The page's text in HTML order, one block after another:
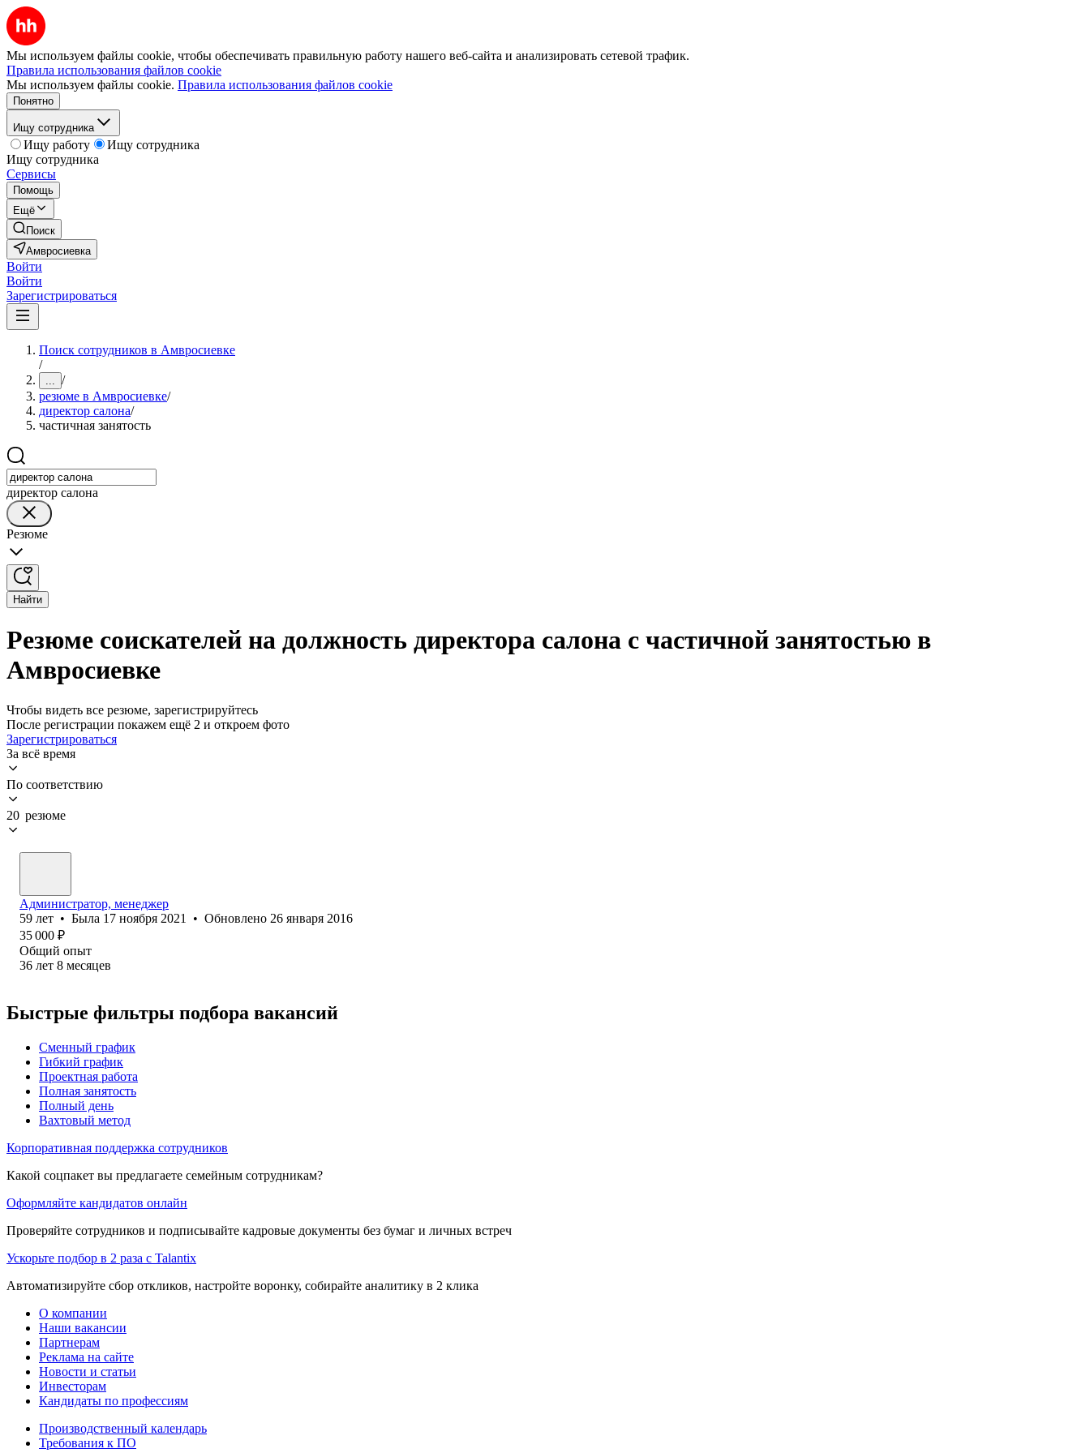
Мы используем файлы cookie, чтобы обеспечивать правильную работу нашего веб-сайта и анализировать сетевой трафик.
Правила использования файлов cookie
Мы используем файлы cookie. Правила использования файлов cookie
Понятно
Ищу сотрудника
Ищу работу
Ищу сотрудника
Ищу сотрудника
Сервисы
Помощь
Ещё
Поиск
Амвросиевка
Войти
Войти
Зарегистрироваться
Поиск сотрудников в Амвросиевке
/
... /
резюме в Амвросиевке/
директор салона/
частичная занятость
директор салона
Резюме
Найти
Резюме соискателей на должность директора салона с частичной занятостью в
Амвросиевке
Чтобы видеть все резюме, зарегистрируйтесь
После регистрации покажем ещё 2 и откроем фото
Зарегистрироваться
За всё время
По соответствию
20 резюме
Администратор, менеджер
59 лет • Была 17 ноября 2021 • Обновлено 26 января 2016
35 000 ₽
Общий опыт
36 лет 8 месяцев
Быстрые фильтры подбора вакансий
Сменный график
Гибкий график
Проектная работа
Полная занятость
Полный день
Вахтовый метод
Корпоративная поддержка сотрудников
Какой соцпакет вы предлагаете семейным сотрудникам?
Оформляйте кандидатов онлайн
Проверяйте сотрудников и подписывайте кадровые документы без бумаг и личных встреч
Ускорьте подбор в 2 раза с Talantix
Автоматизируйте сбор откликов, настройте воронку, собирайте аналитику в 2 клика
О компании
Наши вакансии
Партнерам
Реклама на сайте
Новости и статьи
Инвесторам
Кандидаты по профессиям
Производственный календарь
Требования к ПО